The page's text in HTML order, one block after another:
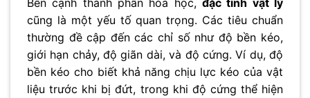
cũng là một yếu tố quan trọng. Các tiêu chuẩn
thường đề cập đến các chỉ số như độ bền kéo,
giới hạn chảy, độ giãn dài, và độ cứng. Ví dụ, độ
bền kéo cho biết khả năng chịu lực kéo của vật
liệu trước khi bị đứt, trong khi độ cứng thể hiện